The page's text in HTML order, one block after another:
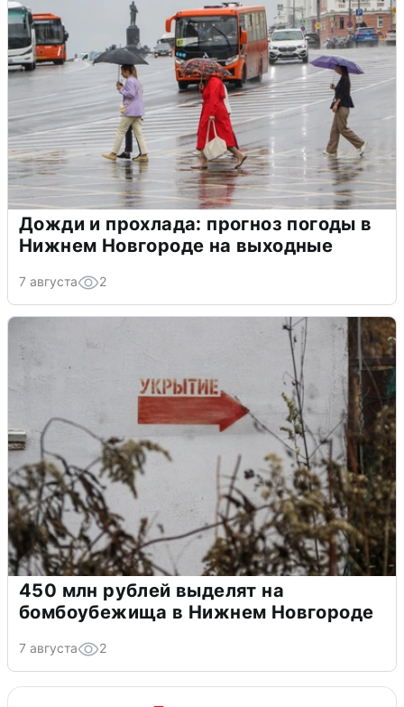
Дожди и прохлада: прогноз погоды в
Нижнем Новгороде на выходные
7 августа 2
450 млн рублей выделят на
бомбоубежища в Нижнем Новгороде
7 августа 2